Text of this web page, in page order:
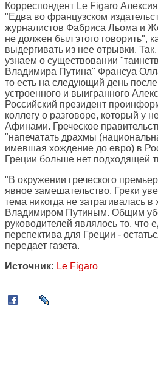
Корреспондент Le Figaro
"Едва во французском
журналистов Фабриса Льома и
не должен был этого говорить",
выдергивать из нее отрывки.
узнаем о существовании
Владимира Путина" Франсуа
то есть на следующий день
устроенного и выигранного
Российский президент
коллегу о разговоре, который у
Афинами. Греческое
"напечатать драхмы
имевшая хождение до евро) в
Греции больше нет подходящей
"В окружении греческого
явное замешательство. Греки
тема никогда не затрагивалась в
Владимиром Путиным. Общим
руководителей являлось то, что
перспектива для Греции -
передает газета.
Источник: Le Figaro